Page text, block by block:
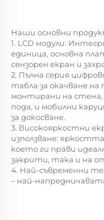
Наши основни
1. LCD модули:
единица, основна
сензорен екран и
2. Пълна серия
табла за окачване на
монтирани на стена,
пода, и мобилни
за докосване.
3. Високояркостни
използване:
което ги прави
закрити, така и на
4. Най-съвременни
– най-